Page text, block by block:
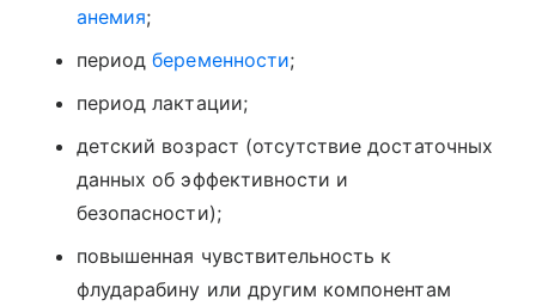
анемия;
периодбеременности;
период лактации;
детский возраст (отсутствие достаточных
данных об эффективности и
безопасности);
повышенная чувствительность к
флударабину или другим компонентам